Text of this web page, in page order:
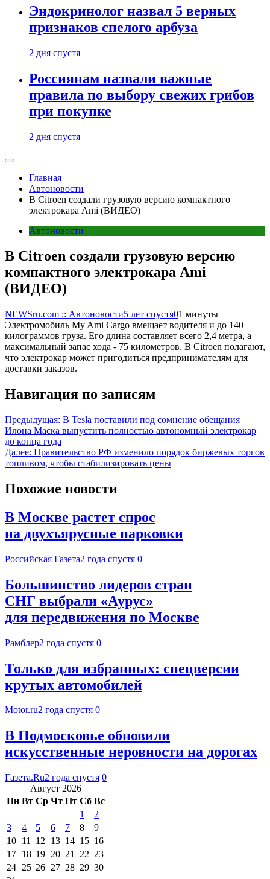
Эндокринолог назвал 5 верных
признаков спелого арбуза
2 дня спустя
Россиянам назвали важные
правила по выбору свежих грибов
при покупке
2 дня спустя
Главная
Автоновости
В Citroen создали грузовую версию компактного
электрокара Ami (ВИДЕО)
Автоновости
В Citroen создали грузовую версию
компактного электрокара Ami
(ВИДЕО)
NEWSru.com :: Автоновости5 лет спустя01 минуты
Электромобиль My Ami Cargo вмещает водителя и до 140
килограммов груза. Его длина составляет всего 2,4 метра, а
максимальный запас хода - 75 километров. В Citroen полагают,
что электрокар может пригодиться предпринимателям для
доставки заказов.
Навигация по записям
Предыдущая: В Tesla поставили под сомнение обещания
Илона Маска выпустить полностью автономный электрокар
до конца года
Далее: Правительство РФ изменило порядок биржевых торгов
топливом, чтобы стабилизировать цены
Похожие новости
В Москве растет спрос
на двухъярусные парковки
Российская Газета2 года спустя 0
Большинство лидеров стран
СНГ выбрали «Аурус»
для передвижения по Москве
Рамблер2 года спустя 0
Только для избранных: спецверсии
крутых автомобилей
Motor.ru2 года спустя 0
В Подмосковье обновили
искусственные неровности на дорогах
Газета.Ru2 года спустя 0
Август 2026
Пн Вт Ср Чт Пт Сб Вс
1
2
3
4 5 6 7 8
9
10 11 12 13 14 15 16
17 18 19 20 21 22 23
24 25 26 27 28 29 30